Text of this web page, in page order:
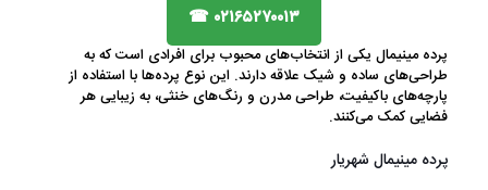
۰۲۱۶۵۲۷۰۰۱۳ ☎
پرده مینیمال یکی از انتخاب‌های محبوب برای افرادی است که به
طراحی‌های ساده و شیک علاقه دارند. این نوع پرده‌ها با استفاده از
پارچه‌های باکیفیت، طراحی مدرن و رنگ‌های خنثی، به زیبایی هر
فضایی کمک می‌کنند.
پرده مینیمال شهریار